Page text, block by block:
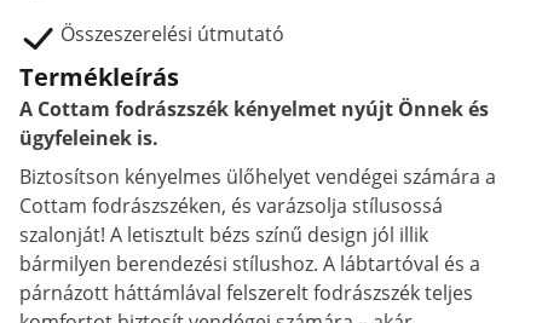
Összeszerelési útmutató
Termékleírás
A Cottam fodrászszék kényelmet nyújt Önnek és
ügyfeleinek is.
Biztosítson kényelmes ülőhelyet vendégei számára a
Cottam fodrászszéken, és varázsolja stílusossá
szalonját! A letisztult bézs színű design jól illik
bármilyen berendezési stílushoz. A lábtartóval és a
párnázott háttámlával felszerelt fodrászszék teljes